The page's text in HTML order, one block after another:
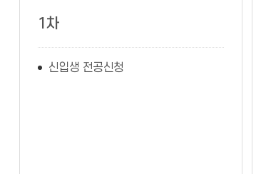
1차
신입생 전공신청